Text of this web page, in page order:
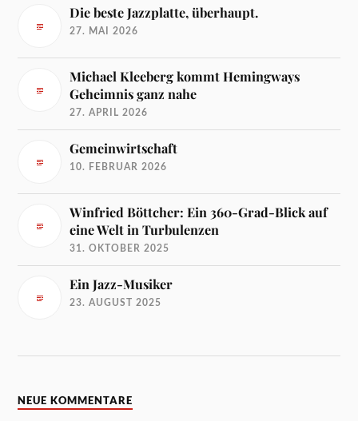
Die beste Jazzplatte, überhaupt.
27. MAI 2026
Michael Kleeberg kommt Hemingways
Geheimnis ganz nahe
27. APRIL 2026
Gemeinwirtschaft
10. FEBRUAR 2026
Winfried Böttcher: Ein 360-Grad-Blick auf
eine Welt in Turbulenzen
31. OKTOBER 2025
Ein Jazz-Musiker
23. AUGUST 2025
NEUE KOMMENTARE